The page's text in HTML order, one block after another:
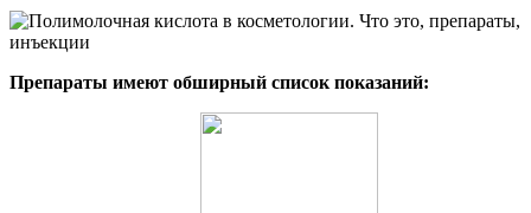
Препараты имеют обширный список показаний: